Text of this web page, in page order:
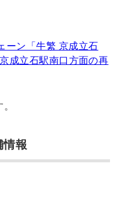
ーン「牛繁 京成立石
成立石駅南口方面の再
情報